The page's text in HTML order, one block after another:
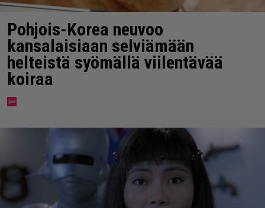
Pohjois-Korea neuvoo
kansalaisiaan selviämään
helteistä syömällä viilentävää
koiraa